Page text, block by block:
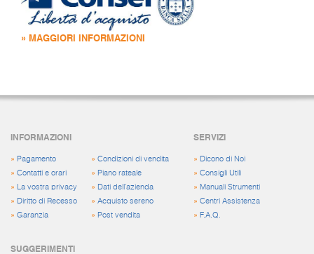
» MAGGIORI INFORMAZIONI
INFORMAZIONI
» Pagamento
» Contatti e orari
» La vostra privacy
» Diritto di Recesso
» Garanzia
» Condizioni di vendita
» Piano rateale
» Dati dell'azienda
» Acquisto sereno
» Post vendita
SERVIZI
» Dicono di Noi
»Consigli Utili
» Manuali Strumenti
»Centri Assistenza
» F.A.Q.
SUGGERIMENTI